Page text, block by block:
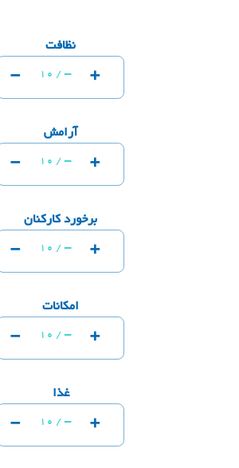
نظافت
- 10 / - +
آرامش
- 10 / - +
برخورد کارکنان
- 10 / - +
امکانات
- 10 / - +
غذا
- 10 / - +